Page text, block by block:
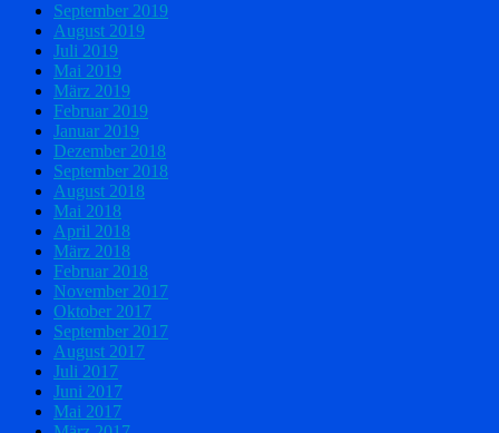
September 2019
August 2019
Juli 2019
Mai 2019
März 2019
Februar 2019
Januar 2019
Dezember 2018
September 2018
August 2018
Mai 2018
April 2018
März 2018
Februar 2018
November 2017
Oktober 2017
September 2017
August 2017
Juli 2017
Juni 2017
Mai 2017